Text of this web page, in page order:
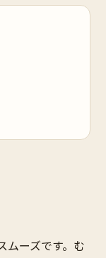
ムーズです。む